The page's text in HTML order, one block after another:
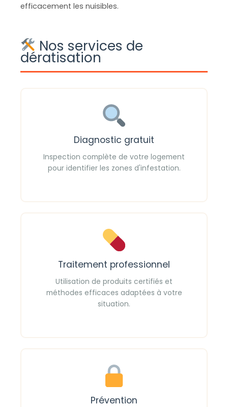
efficacement les nuisibles.
Nos services de
dératisation
Diagnostic gratuit
Inspection complète de votre logement
pour identifier les zones d'infestation.
Traitement professionnel
Utilisation de produits certifiés et
méthodes efficaces adaptées à votre
situation.
Prévention